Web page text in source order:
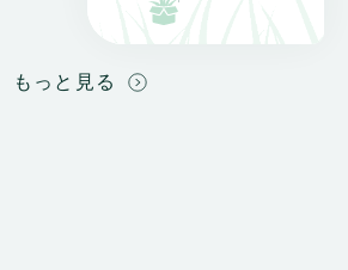
もっと見る